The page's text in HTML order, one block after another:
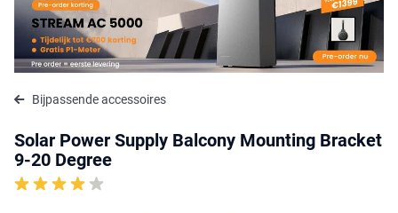
Bijpassende accessoires
Solar Power Supply Balcony Mounting Bracket
9-20 Degree